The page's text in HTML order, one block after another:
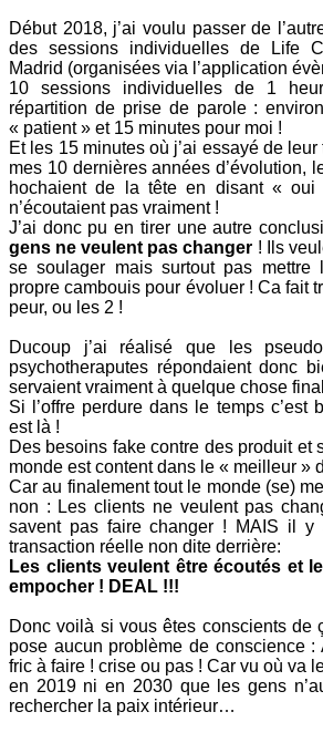
Début 2018, j’ai voulu passer de
des sessions individuelles de Life
Madrid (organisées via l’application
10 sessions individuelles de 1
répartition de prise de parole :
« patient » et 15 minutes pour moi !
Et les 15 minutes où j’ai essayé de
mes 10 dernières années d’évolution,
hochaient de la tête en disant «
n’écoutaient pas vraiment !
J’ai donc pu en tirer une autre
gens ne veulent pas changer ! Ils
se soulager mais surtout pas mettre
propre cambouis pour évoluer ! Ca fait
peur, ou les 2 !
Ducoup j’ai réalisé que les
psychotheraputes répondaient donc
servaient vraiment à quelque chose
Si l’offre perdure dans le temps c’est
est là !
Des besoins fake contre des produit et
monde est content dans le « meilleur »
Car au finalement tout le monde (se)
non : Les clients ne veulent pas
savent pas faire changer ! MAIS il y
transaction réelle non dite derrière:
Les clients veulent être écoutés et
empocher ! DEAL !!!
Donc voilà si vous êtes conscients de
pose aucun problème de conscience
fric à faire ! crise ou pas ! Car vu où va
en 2019 ni en 2030 que les gens
rechercher la paix intérieur…